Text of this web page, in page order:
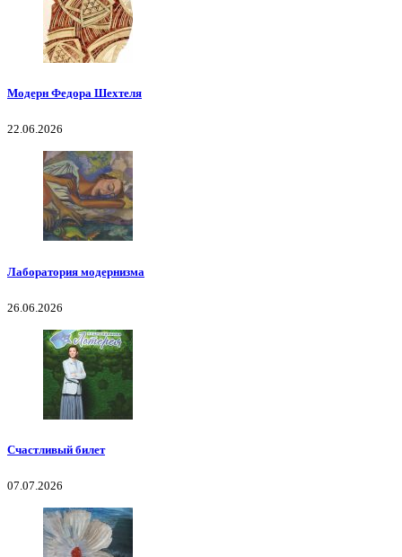
Модерн Федора Шехтеля
22.06.2026
Лаборатория модернизма
26.06.2026
Счастливый билет
07.07.2026